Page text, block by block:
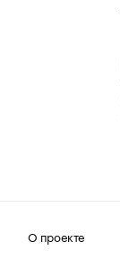
О проекте